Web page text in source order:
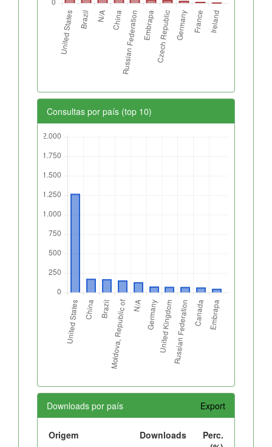
Consultas por país (top 10)
Downloads por país Export
Origem Downloads
Perc.